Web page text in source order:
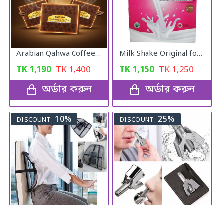
Arabian Qahwa Coffee – অরিজিনাল আরবীয় কফি
TK 1,190 TK1,400
অর্ডার করুন
Milk Shake Original for Healthy Weight
TK 1,150 TK1,250
অর্ডার করুন
DISCOUNT: 10% DISCOUNT: 25%